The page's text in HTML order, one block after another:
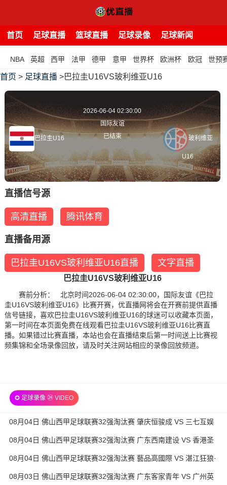
首页 足球直播 篮球直播 足球录像 足球新闻
NBA 英超 西甲 法甲 德甲 意甲 世界杯 欧洲杯 欧冠 世预
首页 > 足球直播 >巴拉圭U16VS玻利维亚U16
巴拉圭U16
2026-06-04 02:30:00
国际友谊
已结束
玻利维亚
U16
直播信号源
高清直播 腾讯体育
直播备用源
巴拉圭U16VS玻利维亚U16直播 文字直播
巴拉圭U16VS玻利维亚U16
赛前分析： 北京时间2026-06-04 02:30:00，国际友谊《巴拉
圭U16VS玻利维亚U16》比赛开赛，优直播网将会在开赛前提供直播
信号链接，喜欢巴拉圭U16VS玻利维亚U16的球迷可以收藏本页面，
第一时间在本页面免费在线观看巴拉圭U16VS玻利维亚U16比赛直
播。如果错过比赛直播，本站也会在直播结束后第一时间送上比赛视
频集锦和全场录像回放，请及时关注网站相应的录像回放频道。
✪ 足球录像 ㉔ VIDEO
08月04日 佛山西甲足球联赛32强淘汰赛 肇庆恒骏成 VS 三七互娱
全场录像
08月04日 佛山西甲足球联赛32强淘汰赛 广东西南建设 VS 香港圣
徒 全场录像
08月04日 佛山西甲足球联赛32强淘汰赛 藝品高國際 VS 湛江狂狼·
粵辉能源 全场录像
08月03日 佛山西甲足球联赛32强淘汰赛 广东客家青年 VS 广州英